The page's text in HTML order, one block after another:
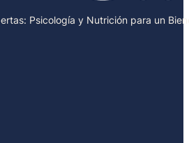
Psicología y Nutrición para un